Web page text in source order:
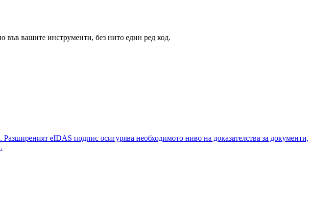
във вашите инструменти, без нито един ред код.
eIDAS подпис осигурява необходимото ниво на доказателства за документи,